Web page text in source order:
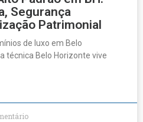
Segurança
Patrimonial
de luxo em Belo
técnica Belo Horizonte vive